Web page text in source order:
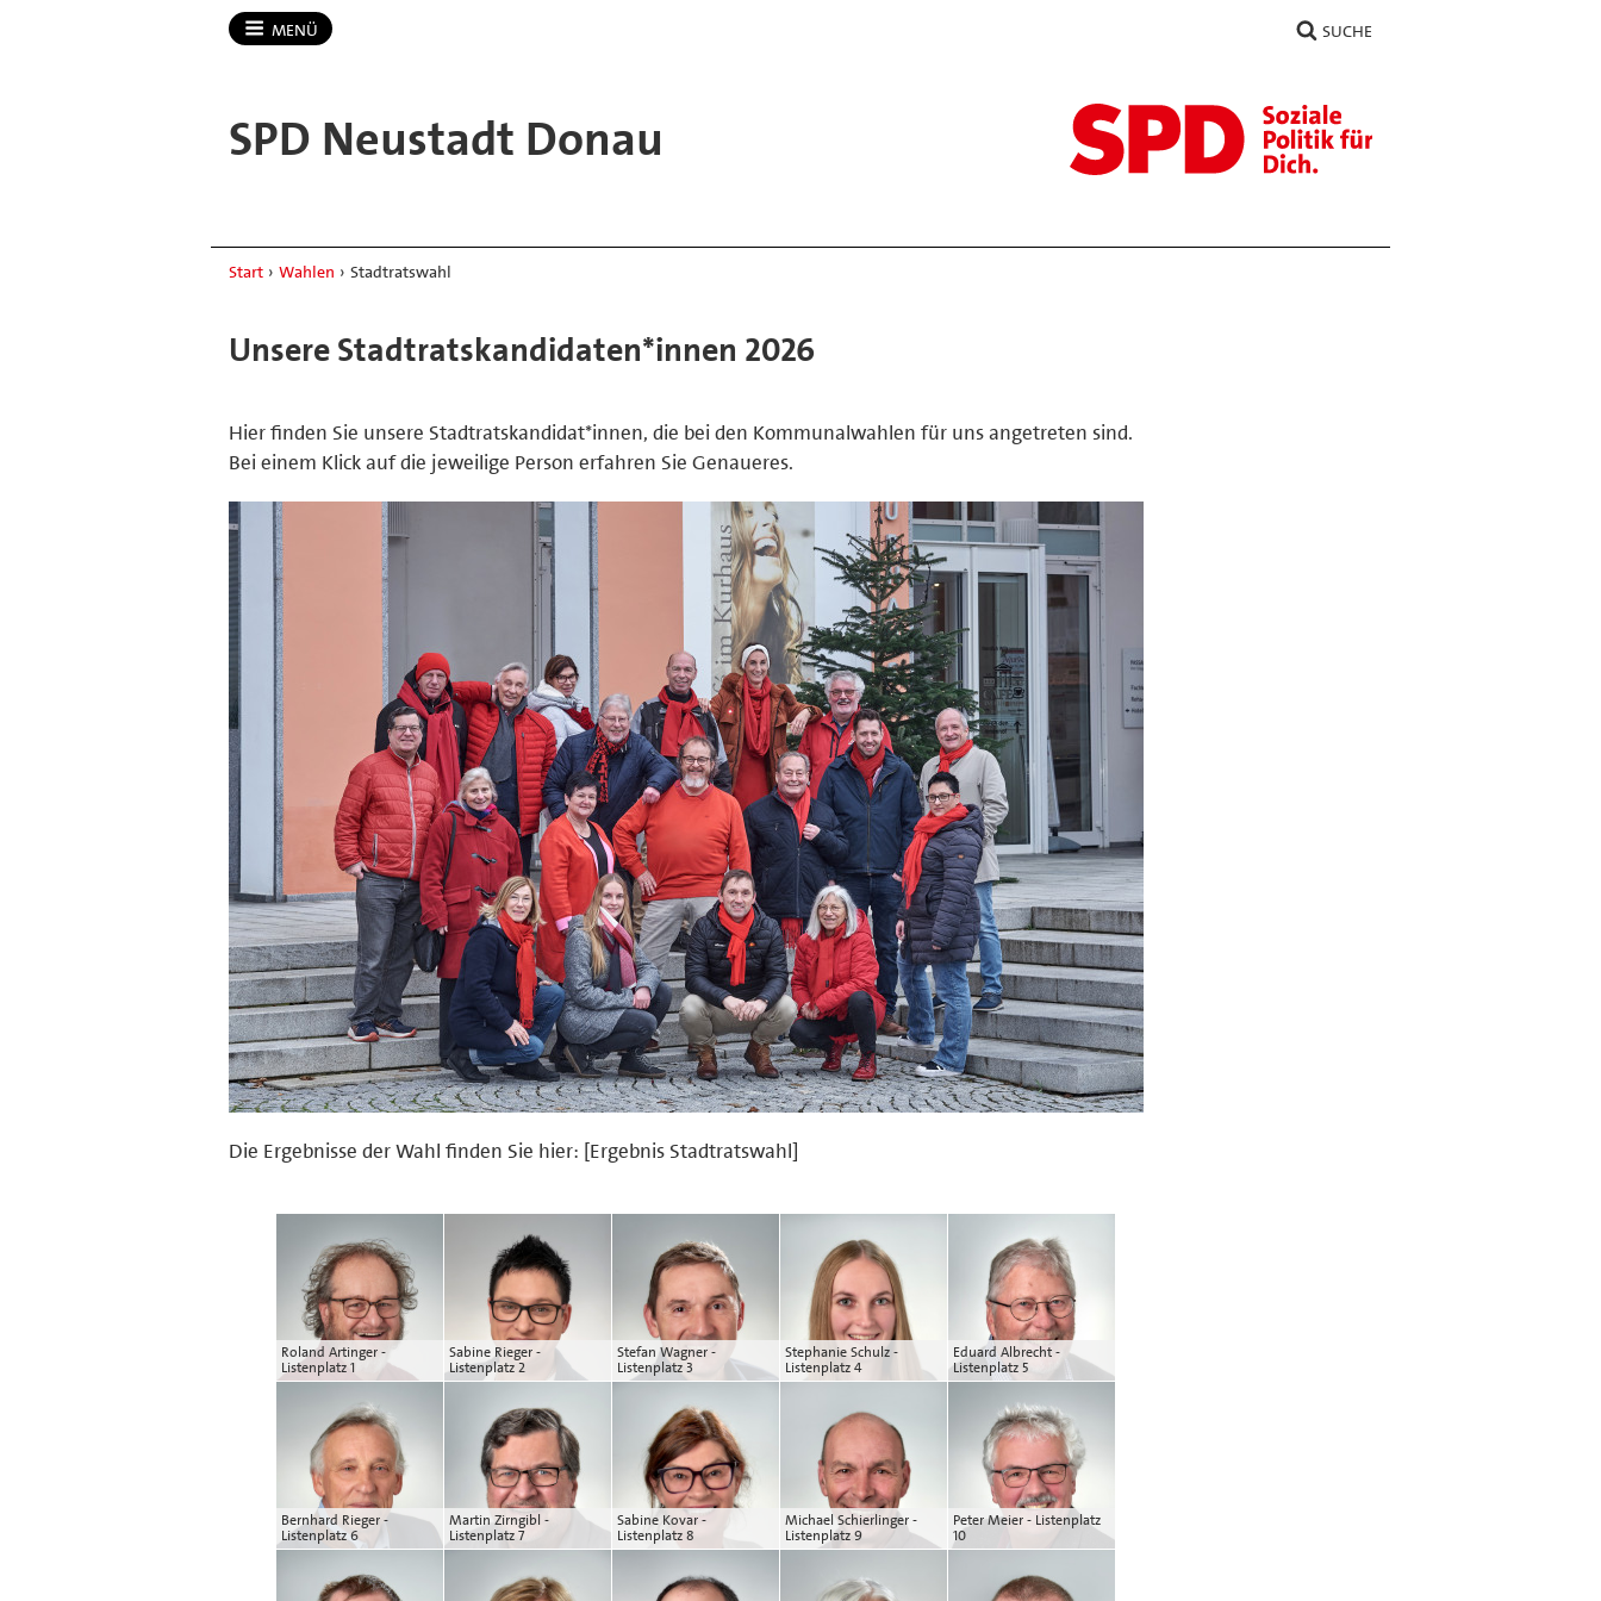
MENÜ SUCHE
SPD Neustadt Donau
Start › Wahlen › Stadtratswahl
Unsere Stadtratskandidaten*innen 2026
Hier finden Sie unsere Stadtratskandidat*innen, die bei den Kommunalwahlen für uns angetreten sind.
Bei einem Klick auf die jeweilige Person erfahren Sie Genaueres.
Die Ergebnisse der Wahl finden Sie hier: [Ergebnis Stadtratswahl]
Roland Artinger -
Listenplatz 1
Sabine Rieger -
Listenplatz 2
Stefan Wagner -
Listenplatz 3
Stephanie Schulz -
Listenplatz 4
Eduard Albrecht -
Listenplatz 5
Bernhard Rieger -
Listenplatz 6
Martin Zirngibl -
Listenplatz 7
Sabine Kovar -
Listenplatz 8
Michael Schierlinger -
Listenplatz 9
Peter Meier - Listenplatz
10